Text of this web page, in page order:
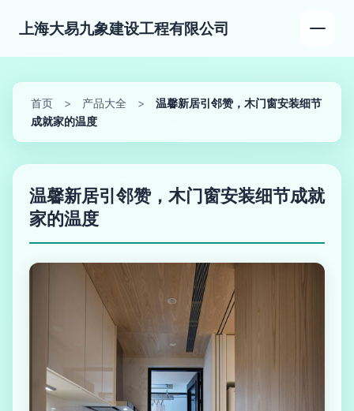
上海大易九象建设工程有限公司
首页 > 产品大全 >
温馨新居引邻赞，木门窗安装细节
成就家的温度
温馨新居引邻赞，木门窗安装细节成就
家的温度